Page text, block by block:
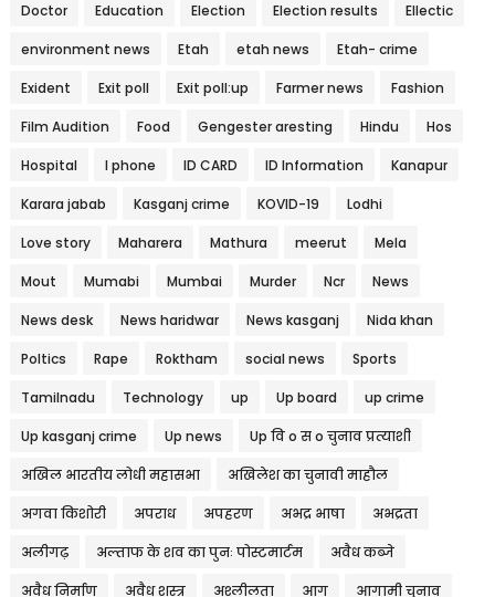
Doctor Education Election Election results Ellectic
environment news Etah etah news Etah- crime
Exident Exit poll Exit poll:up Farmer news Fashion
Film Audition Food Gengester aresting Hindu Hos
Hospital I phone ID CARD ID Information Kanapur
Karara jabab Kasganj crime KOVID-19 Lodhi
Love story Maharera Mathura meerut Mela
Mout Mumabi Mumbai Murder Ncr News
News desk News haridwar News kasganj Nida khan
Poltics Rape Roktham social news Sports
Tamilnadu Technology up Up board up crime
Up kasganj crime Up news Up वि o स o चुनाव प्रत्याशी
अखिल भारतीय लोधी महासभा अखिलेश का चुनावी माहौल
अगवा किशोरी अपराध अपहरण अभद्र भाषा अभद्रता
अलीगढ़ अल्ताफ के शव का पुनः पोस्टमार्टम अवैध कब्जे
अवैध निर्माण अवैध शस्त्र अश्लीलता आग आगामी चुनाव